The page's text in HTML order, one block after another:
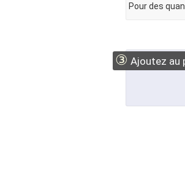
Pour des
③ Ajoutez au